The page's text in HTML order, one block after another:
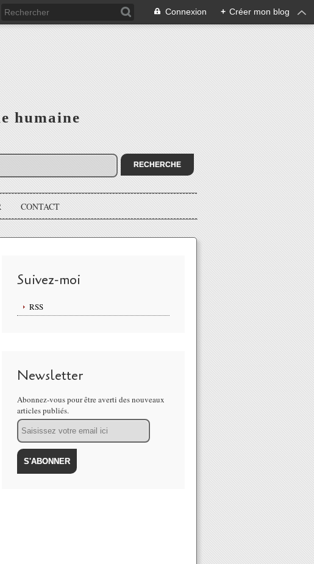
Connexion + Créer mon blog
humaine
CONTACT
Suivez-moi
RSS
Newsletter
Abonnez-vous pour être averti des nouveaux
articles publiés.
Email